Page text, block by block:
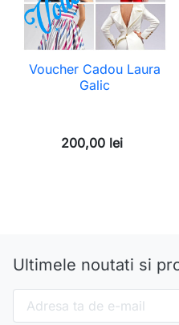
Voucher Cadou Laura
Galic
200,00 lei
Ultimele noutati si